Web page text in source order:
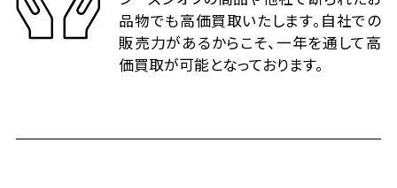
品物でも高価買取いたします。自社での
販売力があるからこそ、一年を通して高
価買取が可能となっております。